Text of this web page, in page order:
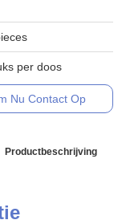
per doos
Nu Contact Op
Productbeschrijving